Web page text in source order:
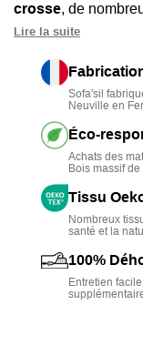
crosse, de
avec passepoil.
Ce grand canapé
grâce à son
cm et ses dossiers
Ce divan est
personnalisable
version fixe ou
Il est facile
déhoussable.
Également, ce
est réalisé à
Lire la suite
Sofa'sil
Neuville en
Éco-
Achats des
Bois massif
Tissu
Nombreux
santé et la
100%
Entretien